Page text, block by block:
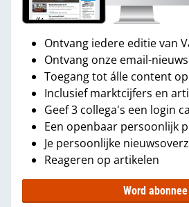
Ontvang iedere editie van
Ontvang onze email-
Toegang tot álle content
Inclusief marktcijfers en
Geef 3 collega's een login
Een openbaar persoonlijk
Je persoonlijke
Reageren op artikelen
Word abonnee